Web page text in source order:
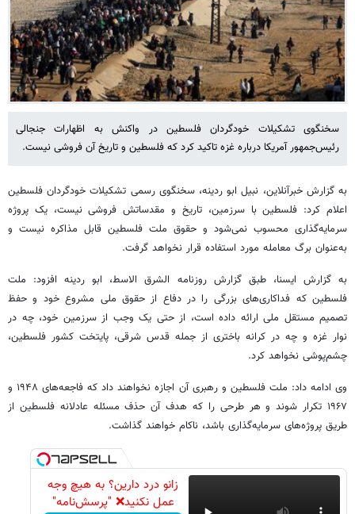
سخنگوی تشکیلات خودگردان فلسطین در واکنش به اظهارات جنجالی
رئیس‌جمهور آمریکا درباره غزه تاکید کرد که فلسطین و تاریخ آن فروشی نیست.
به گزارش خبرآنلاین، نبیل ابو ردینه، سخنگوی رسمی تشکیلات خودگردان فلسطین
اعلام کرد: فلسطین با سرزمین، تاریخ و مقدساتش فروشی نیست، یک پروژه
سرمایه‌گذاری محسوب نمی‌شود و حقوق ملت فلسطین قابل مذاکره نیست و
به‌عنوان برگ معامله مورد استفاده قرار نخواهد گرفت.
به گزارش ایسنا، طبق گزارش روزنامه الشرق الاسط، ابو ردینه افزود: ملت
فلسطین که فداکاری‌های بزرگی را در دفاع از حقوق ملی مشروع خود و حفظ
تصمیم مستقل ملی ارائه داده است، از حتی یک وجب از سرزمین خود، چه در
نوار غزه و چه در کرانه باختری از جمله قدس شرقی، پایتخت کشور فلسطین،
چشم‌پوشی نخواهد کرد.
وی ادامه داد: ملت فلسطین و رهبری آن اجازه نخواهند داد که فاجعه‌های ۱۹۴۸ و
۱۹۶۷ تکرار شوند و هر طرحی را که هدف آن حذف مسئله عادلانه فلسطین از
طریق پروژه‌های سرمایه‌گذاری باشد، ناکام خواهند گذاشت.
زانو درد دارین؟ به هیچ وجه
عمل نکنید❌ "پرسش‌نامه"